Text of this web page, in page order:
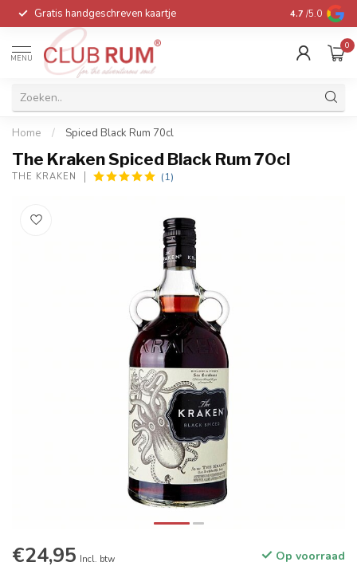
Gratis handgeschreven kaartje Voor 16:00
4.7 /5.0
MENU
0
Home / Spiced Black Rum 70cl
The Kraken Spiced Black Rum 70cl
THE KRAKEN (1)
€24,95 Incl. btw Op voorraad